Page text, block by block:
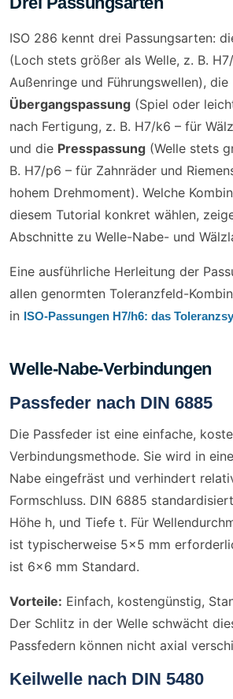
ISO 286 kennt drei Passungsarten:
(Loch stets größer als Welle, z. B.
Außenringe und Führungswellen), die
Übergangspassung (Spiel oder
nach Fertigung, z. B. H7/k6 – für
und die Presspassung (Welle stets
B. H7/p6 – für Zahnräder und
hohem Drehmoment). Welche
diesem Tutorial konkret wählen,
Abschnitte zu Welle-Nabe- und
Eine ausführliche Herleitung der
allen genormten Toleranzfeld-
in ISO-Passungen H7/h6: das
Welle-Nabe-Verbindungen
Passfeder nach DIN 6885
Die Passfeder ist eine einfache,
Verbindungsmethode. Sie wird in
Nabe eingefräst und verhindert
Formschluss. DIN 6885
Höhe h, und Tiefe t. Für
ist typischerweise 5×5 mm
ist 6×6 mm Standard.
Vorteile: Einfach, kostengünstig,
Der Schlitz in der Welle schwächt
Passfedern können nicht axial
Keilwelle nach DIN 5480